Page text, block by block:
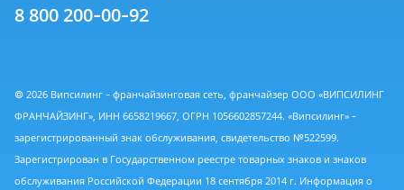
8 800 200-00-92
© 2026 Випсилинг - франчайзинговая сеть, франчайзер ООО «ВИПСИЛИНГ
ФРАНЧАЙЗИНГ», ИНН 6658219667, ОГРН 1056602857244. «Випсилинг» -
зарегистрированный знак обслуживания, свидетельство №522599.
Зарегистрирован в Государственном реестре товарных знаков и знаков
обслуживания Российской Федерации 18 сентября 2014 г. Информация о